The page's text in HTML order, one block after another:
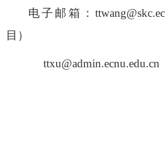
电子邮箱：
目）
ttxu@admin.ecnu.edu.cn